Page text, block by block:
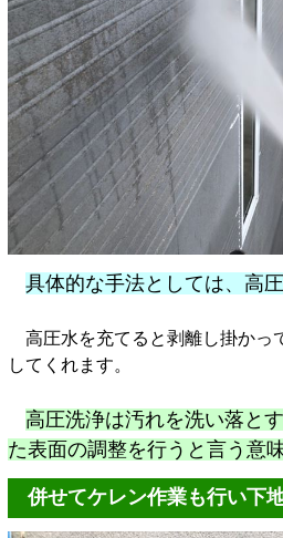
具体的な手法としては、高
高圧水を充てると剥離し掛かっ
してくれます。
高圧洗浄は汚れを洗い落と
た表面の調整を行うと言う意
併せてケレン作業も行い下